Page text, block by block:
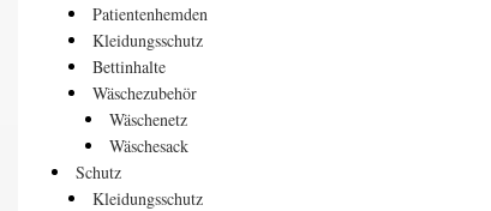
Patientenhemden
Kleidungsschutz
Bettinhalte
Wäschezubehör
Wäschenetz
Wäschesack
Schutz
Kleidungsschutz